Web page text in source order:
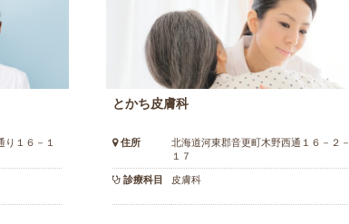
り１６－１
とかち皮膚科
住所
北海道河東郡音更町木野西通１６－２－
１７
診療科目 皮膚科